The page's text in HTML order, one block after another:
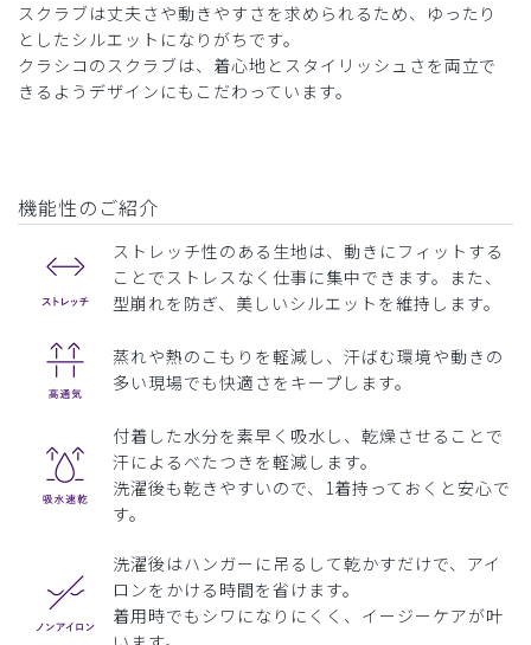
スクラブは丈夫さや動きやすさを求められるため、ゆったり
としたシルエットになりがちです。
クラシコのスクラブは、着心地とスタイリッシュさを両立で
きるようデザインにもこだわっています。
機能性のご紹介
ストレッチ性のある生地は、動きにフィットする
ことでストレスなく仕事に集中できます。また、
型崩れを防ぎ、美しいシルエットを維持します。
蒸れや熱のこもりを軽減し、汗ばむ環境や動きの
多い現場でも快適さをキープします。
付着した水分を素早く吸水し、乾燥させることで
汗によるべたつきを軽減します。
洗濯後も乾きやすいので、1着持っておくと安心で
す。
洗濯後はハンガーに吊るして乾かすだけで、アイ
ロンをかける時間を省けます。
着用時でもシワになりにくく、イージーケアが叶